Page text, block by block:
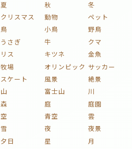
夏 秋
冬
クリスマス 動物
ペット
鳥 小鳥
野鳥
うさぎ 牛
クマ
リス キツネ
金魚
牧場 オリンピック サッカー
スケート 風景
絶景
山 富士山
川
森 庭
庭園
空 青空
雲
雪 夜
夜景
夕日 星
月